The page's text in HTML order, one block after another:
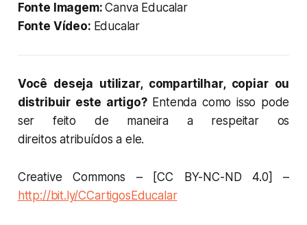
Fonte Imagem:Canva Educalar
Fonte Vídeo: Educalar
Você deseja utilizar, compartilhar, copiar ou
distribuir este artigo?Entenda como isso pode
ser feito de maneira a respeitar os
direitos atribuídos a ele.
Creative Commons – [CC BY-NC-ND 4.0] –
http://bit.ly/CCartigosEducalar